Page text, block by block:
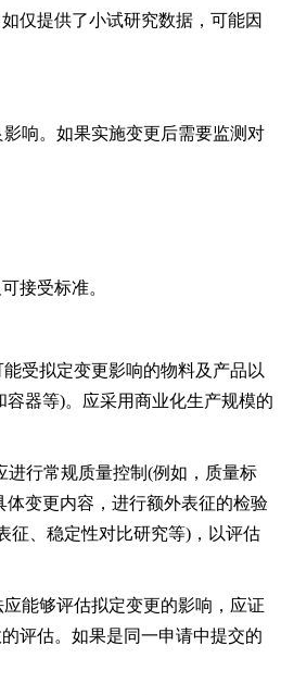
仅提供了小试研究数据，可能因
响。如果实施变更后需要监测对
接受标准。
受拟定变更影响的物料及产品以
器等)。应采用商业化生产规模的
行常规质量控制(例如，质量标
变更内容，进行额外表征的检验
征、稳定性对比研究等)，以评估
能够评估拟定变更的影响，应证
评估。如果是同一申请中提交的